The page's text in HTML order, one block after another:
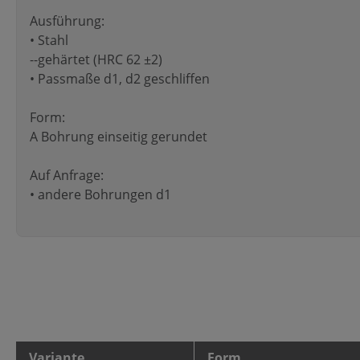
Ausführung:
• Stahl
--gehärtet (HRC 62 ±2)
• Passmaße d1, d2 geschliffen
Form:
A Bohrung einseitig gerundet
Auf Anfrage:
• andere Bohrungen d1